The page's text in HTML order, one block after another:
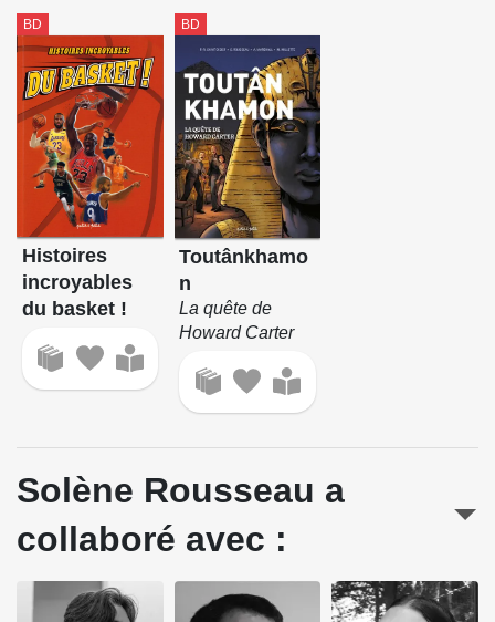
BD
Histoires
incroyables
du basket !
BD
Toutânkhamo
n
La quête de
Howard Carter
Solène Rousseau a
collaboré avec :